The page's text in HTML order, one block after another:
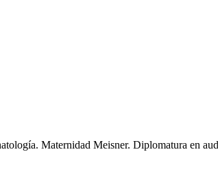
Maternidad Meisner. Diplomatura en